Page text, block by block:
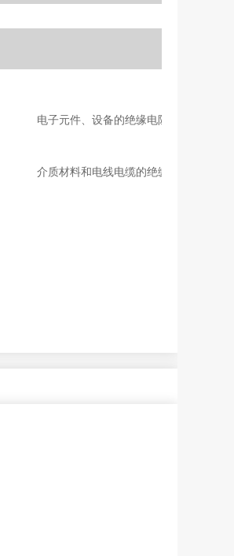
电子元件、设备的绝缘电阻测量。
介质材料和电线电缆的绝缘电阻测量等